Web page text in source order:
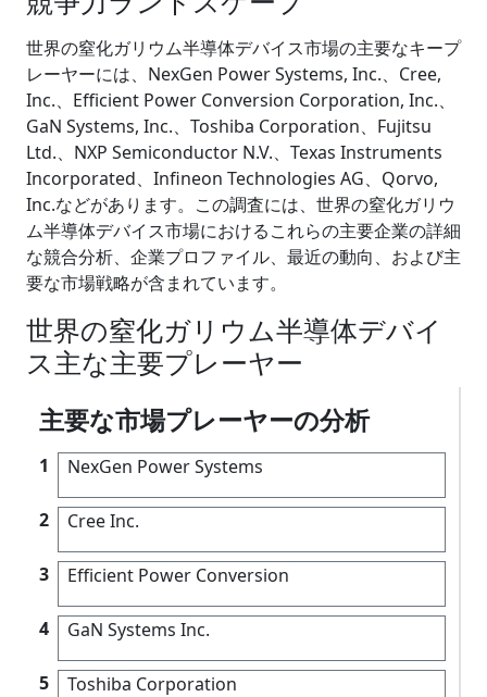
世界の窒化ガリウム半導体デバイス市場の主要なキープ
レーヤーには、NexGen Power Systems, Inc.、Cree,
Inc.、Efficient Power Conversion Corporation, Inc.、
GaN Systems, Inc.、Toshiba Corporation、Fujitsu
Ltd.、NXP Semiconductor N.V.、Texas Instruments
Incorporated、Infineon Technologies AG、Qorvo,
Inc.などがあります。この調査には、世界の窒化ガリウ
ム半導体デバイス市場におけるこれらの主要企業の詳細
な競合分析、企業プロファイル、最近の動向、および主
要な市場戦略が含まれています。
世界の窒化ガリウム半導体デバイ
ス主な主要プレーヤー
主要な市場プレーヤーの分析
1 NexGen Power Systems
2 Cree Inc.
3 Efficient Power Conversion
4 GaN Systems Inc.
5 Toshiba Corporation